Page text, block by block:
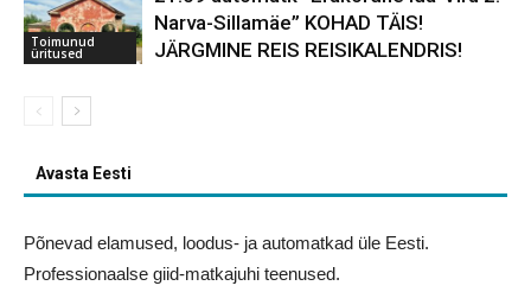
Toimunud
üritused
Narva-Sillamäe” KOHAD TÄIS!
JÄRGMINE REIS REISIKALENDRIS!
Avasta Eesti
Põnevad elamused, loodus- ja automatkad üle Eesti.
Professionaalse giid-matkajuhi teenused.